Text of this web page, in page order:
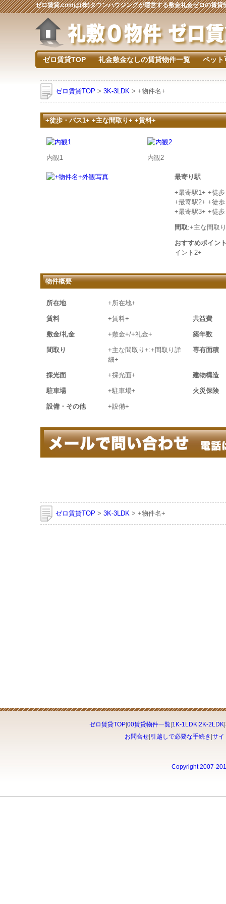
ゼロ賃貸.comは(株)タウンハウジングが運営する敷金礼金ゼロの賃貸
ゼロ賃貸TOP 礼金敷金なしの賃貸物件一覧 ペット
ゼロ賃貸TOP > 3K-3LDK > +物件名+
+徒歩・バス1+ +主な間取り+ +賃料+
内観1 内観2
最寄り駅
+最寄駅1+ +徒
+最寄駅2+ +徒
+最寄駅3+ +徒
間取:+主な間取
おすすめポイン
イント2+
物件概要
所在地 +所在地+
賃料 +賃料+ 共益費
敷金/礼金 +敷金+/+礼金+ 築年数
間取り
+主な間取り+:+間取り詳
細+
専有面積
採光面 +採光面+ 建物構造
駐車場 +駐車場+ 火災保険
設備・その他 +設備+
ゼロ賃貸TOP > 3K-3LDK > +物件名+
ゼロ賃貸TOP| 00賃貸物件一覧| 1K-1LDK| 2K-2LDK|
お問合せ 引越しで必要な手続き サイ
Copyright 2007-